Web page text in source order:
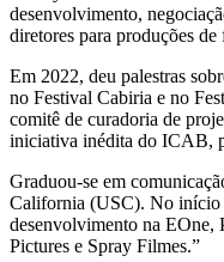
desenvolvimento,
diretores para produções
Em 2022, deu palestras
no Festival Cabiria e no
comitê de curadoria de
iniciativa inédita do ICAB,
Graduou-se em
California (USC). No início
desenvolvimento na EOne,
Pictures e Spray Filmes.”